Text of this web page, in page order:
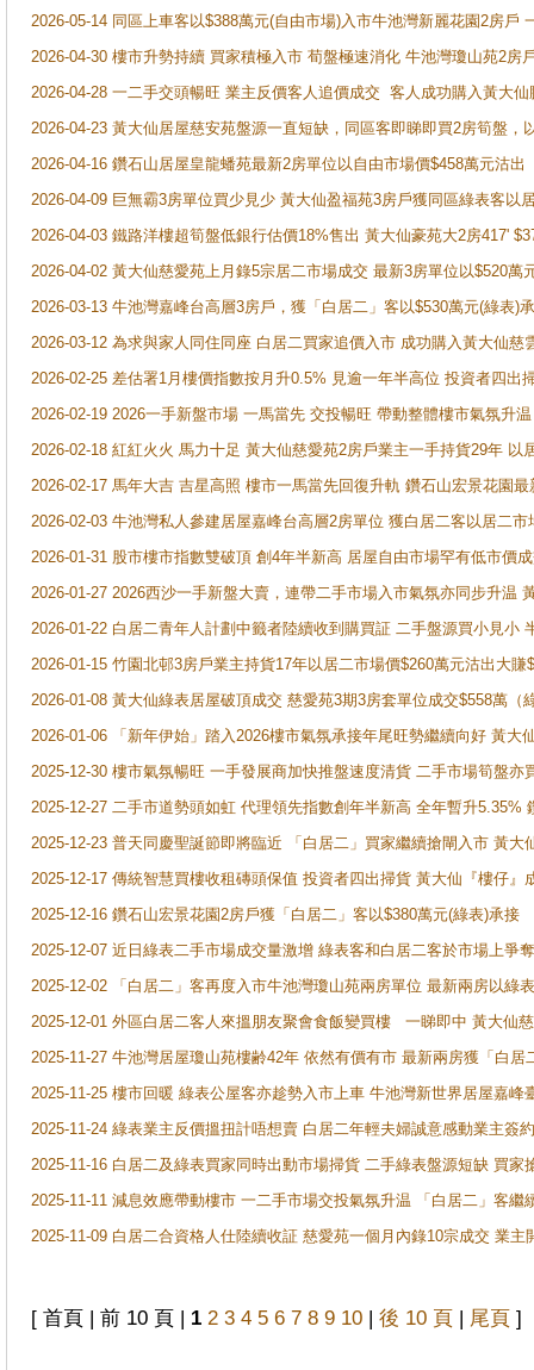
2026-05-14 同區上車客以$388萬元(自由市場)入市牛池灣新麗花園2房戶
2026-04-30 樓市升勢持續 買家積極入市 荀盤極速消化 牛池灣瓊山苑2房
2026-04-28 一二手交頭暢旺 業主反價客人追價成交 客人成功購入黃大
2026-04-23 黃大仙居屋慈安苑盤源一直短缺，同區客即睇即買2房筍盤，
2026-04-16 鑽石山居屋皇龍蟠苑最新2房單位以自由市場價$458萬元沽出
2026-04-09 巨無霸3房單位買少見少 黃大仙盈福苑3房戶獲同區綠表客以
2026-04-03 鐵路洋樓超筍盤低銀行估價18%售出 黃大仙豪苑大2房417'
2026-04-02 黃大仙慈愛苑上月錄5宗居二市場成交 最新3房單位以$520萬
2026-03-13 牛池灣嘉峰台高層3房戶，獲「白居二」客以$530萬元(綠表)
2026-03-12 為求與家人同住同座 白居二買家追價入市 成功購入黃大仙
2026-02-25 差估署1月樓價指數按月升0.5% 見逾一年半高位 投資者四
2026-02-19 2026一手新盤市場 一馬當先 交投暢旺 帶動整體樓市氣氛升
2026-02-18 紅紅火火 馬力十足 黃大仙慈愛苑2房戶業主一手持貨29年 以
2026-02-17 馬年大吉 吉星高照 樓市一馬當先回復升軌 鑽石山宏景花園
2026-02-03 牛池灣私人參建居屋嘉峰台高層2房單位 獲白居二客以居二市
2026-01-31 股市樓市指數雙破頂 創4年半新高 居屋自由市場罕有低市價
2026-01-27 2026西沙一手新盤大賣，連帶二手市場入市氣氛亦同步升温
2026-01-22 白居二青年人計劃中籤者陸續收到購買証 二手盤源買小見小
2026-01-15 竹園北邨3房戶業主持貨17年以居二市場價$260萬元沽出大賺
2026-01-08 黃大仙綠表居屋破頂成交 慈愛苑3期3房套單位成交$558萬（
2026-01-06 「新年伊始」踏入2026樓市氣氛承接年尾旺勢繼續向好 黃
2025-12-30 樓市氣氛暢旺 一手發展商加快推盤速度清貨 二手市場筍盤
2025-12-27 二手市道勢頭如虹 代理領先指數創年半新高 全年暫升5.35%
2025-12-23 普天同慶聖誕節即將臨近 「白居二」買家繼續搶閘入市 黃
2025-12-17 傳統智慧買樓收租磚頭保值 投資者四出掃貨 黃大仙『樓仔
2025-12-16 鑽石山宏景花園2房戶獲「白居二」客以$380萬元(綠表)承接
2025-12-07 近日綠表二手市場成交量激增 綠表客和白居二客於市場上
2025-12-02 「白居二」客再度入市牛池灣瓊山苑兩房單位 最新兩房以綠
2025-12-01 外區白居二客人來搵朋友聚會食飯變買樓 一睇即中 黃大仙
2025-11-27 牛池灣居屋瓊山苑樓齢42年 依然有價有市 最新兩房獲「白居
2025-11-25 樓市回暖 綠表公屋客亦趁勢入市上車 牛池灣新世界居屋嘉峰
2025-11-24 綠表業主反價搵扭計唔想賣 白居二年輕夫婦誠意感動業主簽
2025-11-16 白居二及綠表買家同時出動市場掃貨 二手綠表盤源短缺 買
2025-11-11 減息效應帶動樓市 一二手市場交投氣氛升温 「白居二」客
2025-11-09 白居二合資格人仕陸續收証 慈愛苑一個月內錄10宗成交 業
[ 首頁 | 前 10 頁 | 1 2 3 4 5 6 7 8 9 10 | 後 10 頁 | 尾頁 ]